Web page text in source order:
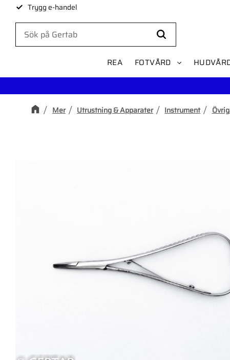
Trygg e-handel
REA FOTVÅRD
Mer Utrustning & Apparater Instrument